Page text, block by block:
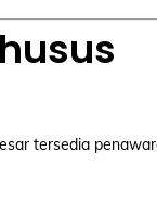
tersedia